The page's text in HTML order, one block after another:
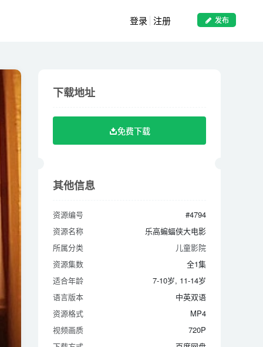
发布
登录 注册
免费下载
资源名称
乐高蝙蝠侠大电影
所属分类
儿童影院
资源集数
全1集
适合年龄
7-10岁, 11-14岁
语言版本
中英双语
资源格式
MP4
视频画质
720P
下载方式
百度网盘
下载地址
免费下载
其他信息
资源编号
#4794
资源名称
乐高蝙蝠侠大电影
所属分类
儿童影院
资源集数
全1集
适合年龄
7-10岁, 11-14岁
语言版本
中英双语
资源格式
MP4
视频画质
720P